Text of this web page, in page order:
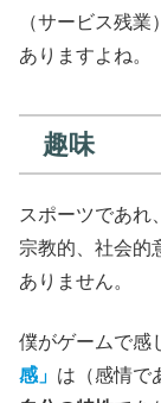
（サービス残
ありますよね。
趣味
スポーツであれ
宗教的、社会的
ありません。
僕がゲームで感
感」 は（感情で